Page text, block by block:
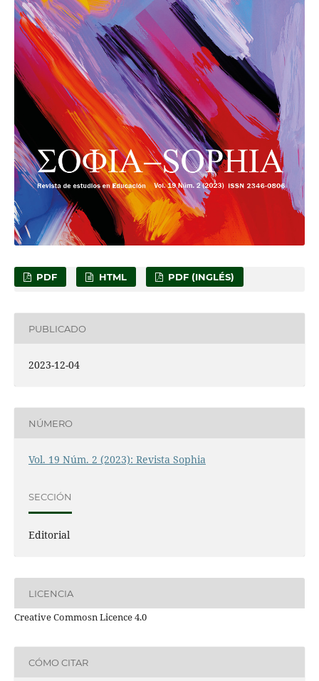
PDF HTML PDF (INGLÉS)
PUBLICADO
2023-12-04
NÚMERO
Vol. 19 Núm. 2 (2023): Revista Sophia
SECCIÓN
Editorial
LICENCIA
Creative Commosn Licence 4.0
CÓMO CITAR